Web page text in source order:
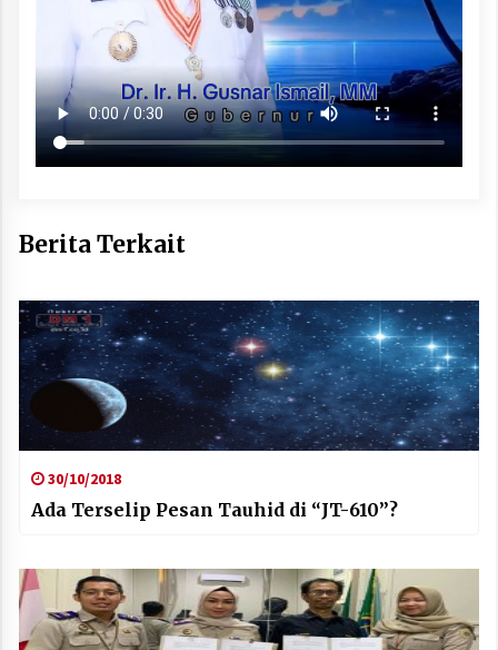
Berita Terkait
30/10/2018
Ada Terselip Pesan Tauhid di “JT-610”?